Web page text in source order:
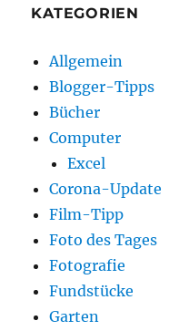
KATEGORIEN
Allgemein
Blogger-Tipps
Bücher
Computer
Excel
Corona-Update
Film-Tipp
Foto des Tages
Fotografie
Fundstücke
Garten